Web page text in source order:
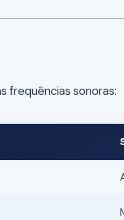
frequências sonoras: